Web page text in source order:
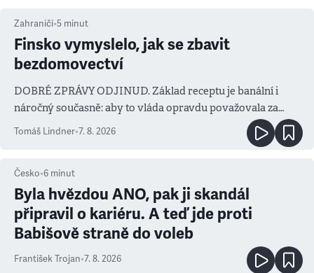
Zahraničí•5 minut
Finsko vymyslelo, jak se zbavit
bezdomovectví
DOBRÉ ZPRÁVY ODJINUD. Základ receptu je banální i
náročný současně: aby to vláda opravdu považovala za
prioritu
Tomáš Lindner•7. 8. 2026
Česko•6 minut
Byla hvězdou ANO, pak ji skandál
připravil o kariéru. A teď jde proti
Babišově straně do voleb
František Trojan•7. 8. 2026